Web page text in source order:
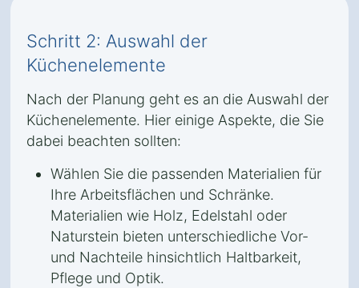
Schritt 2: Auswahl der
Küchenelemente
Nach der Planung geht es an die Auswahl der
Küchenelemente. Hier einige Aspekte, die Sie
dabei beachten sollten:
Wählen Sie die passenden Materialien für
Ihre Arbeitsflächen und Schränke.
Materialien wie Holz, Edelstahl oder
Naturstein bieten unterschiedliche Vor-
und Nachteile hinsichtlich Haltbarkeit,
Pflege und Optik.